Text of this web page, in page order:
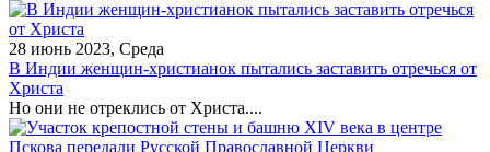
28 июнь 2023, Среда
В Индии женщин-христианок пытались заставить отречься от
Христа
Но они не отреклись от Христа....